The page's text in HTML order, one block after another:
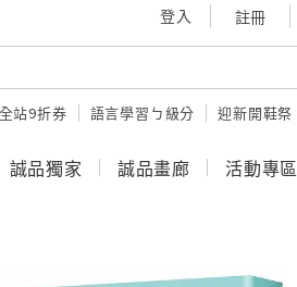
登入 註冊
站9折券 語言學習ㄅ級分 迎新開鞋祭
誠品獨家 誠品畫廊 活動專區